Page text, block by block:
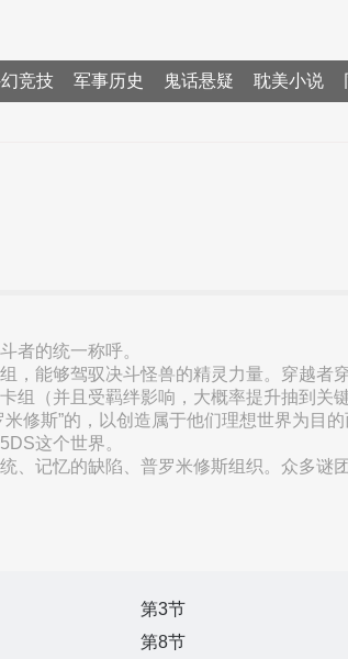
竞技 军事历史 鬼话悬疑 耽美小说
者的统一称呼。
，能够驾驭决斗怪兽的精灵力量。穿越者
组（并且受羁绊影响，大概率提升抽到关
修斯”的，以创造属于他们理想世界为目的
这个世界。
、记忆的缺陷、普罗米修斯组织。众多谜
第3节
第8节